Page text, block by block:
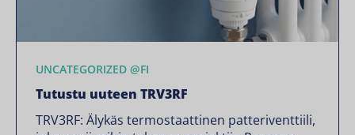
UNCATEGORIZED @FI
Tutustu uuteen TRV3RF
TRV3RF: Älykäs termostaattinen patteriventtiili,